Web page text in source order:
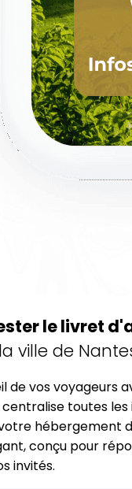
le livret
ville de
de vos voyageurs
toutes
hébergement
conçu pour
invités.